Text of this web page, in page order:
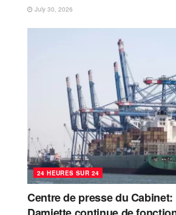
July 30, 2026
24 HEURES SUR 24
Centre de presse du